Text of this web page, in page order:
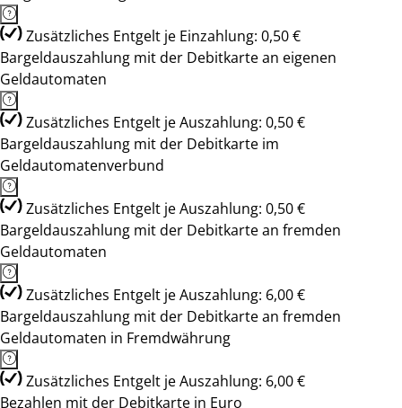
Zusätzliches Entgelt je Einzahlung: 0,50 €
Bargeldauszahlung mit der Debitkarte an eigenen
Geldautomaten
Zusätzliches Entgelt je Auszahlung: 0,50 €
Bargeldauszahlung mit der Debitkarte im
Geldautomatenverbund
Zusätzliches Entgelt je Auszahlung: 0,50 €
Bargeldauszahlung mit der Debitkarte an fremden
Geldautomaten
Zusätzliches Entgelt je Auszahlung: 6,00 €
Bargeldauszahlung mit der Debitkarte an fremden
Geldautomaten in Fremdwährung
Zusätzliches Entgelt je Auszahlung: 6,00 €
Bezahlen mit der Debitkarte in Euro